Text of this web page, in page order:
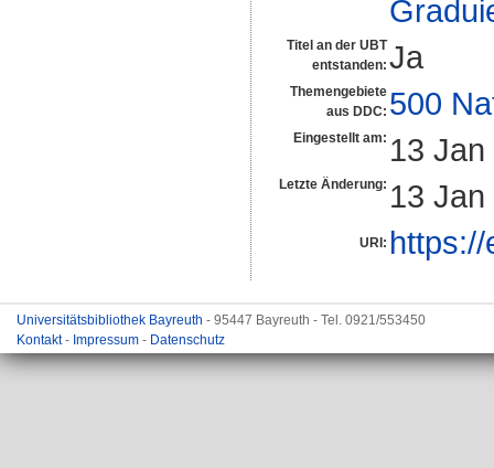
Titel an der UBT
entstanden: Ja
Themengebiete
aus DDC: 500
Eingestellt am: 13
Letzte Änderung: 13
URI:
Universitätsbibliothek Bayreuth - 95447 Bayreuth - Tel. 0921/553450
Kontakt- Impressum - Datenschutz